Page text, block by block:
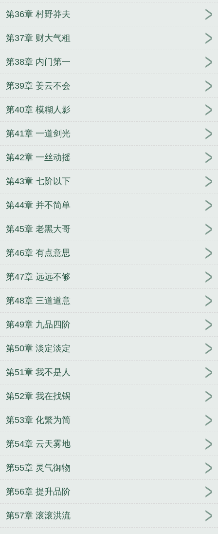
第36章 村野莽夫
第37章 财大气粗
第38章 内门第一
第39章 姜云不会
第40章 模糊人影
第41章 一道剑光
第42章 一丝动摇
第43章 七阶以下
第44章 并不简单
第45章 老黑大哥
第46章 有点意思
第47章 远远不够
第48章 三道道意
第49章 九品四阶
第50章 淡定淡定
第51章 我不是人
第52章 我在找锅
第53章 化繁为简
第54章 云天雾地
第55章 灵气御物
第56章 提升品阶
第57章 滚滚洪流